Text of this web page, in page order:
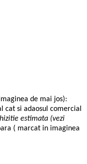
de mai jos):
si adaosul comercial
estimata (vezi
( marcat in imaginea